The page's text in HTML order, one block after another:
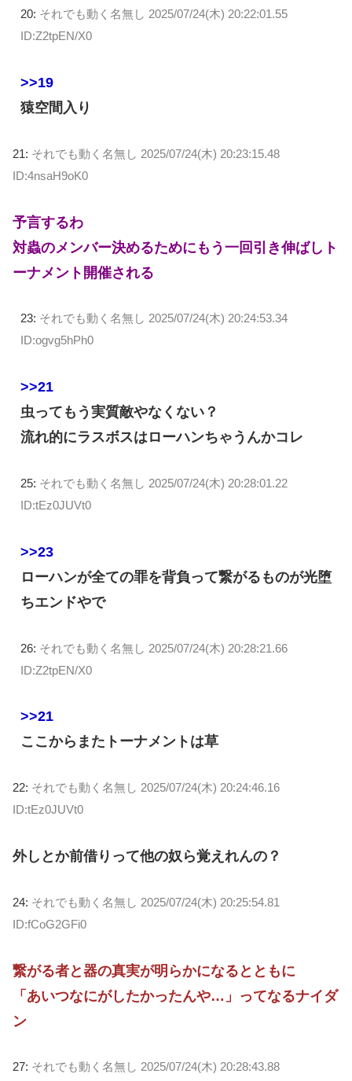
20: それでも動く名無し 2025/07/24(木) 20:22:01.55
ID:Z2tpEN/X0
>>19
猿空間入り
21: それでも動く名無し 2025/07/24(木) 20:23:15.48
ID:4nsaH9oK0
予言するわ
対蟲のメンバー決めるためにもう一回引き伸ばしト
ーナメント開催される
23: それでも動く名無し 2025/07/24(木) 20:24:53.34
ID:ogvg5hPh0
>>21
虫ってもう実質敵やなくない？
流れ的にラスボスはローハンちゃうんかコレ
25: それでも動く名無し 2025/07/24(木) 20:28:01.22
ID:tEz0JUVt0
>>23
ローハンが全ての罪を背負って繋がるものが光堕
ちエンドやで
26: それでも動く名無し 2025/07/24(木) 20:28:21.66
ID:Z2tpEN/X0
>>21
ここからまたトーナメントは草
22: それでも動く名無し 2025/07/24(木) 20:24:46.16
ID:tEz0JUVt0
外しとか前借りって他の奴ら覚えれんの？
24: それでも動く名無し 2025/07/24(木) 20:25:54.81
ID:fCoG2GFi0
繋がる者と器の真実が明らかになるとともに
「あいつなにがしたかったんや…」ってなるナイダ
ン
27: それでも動く名無し 2025/07/24(木) 20:28:43.88